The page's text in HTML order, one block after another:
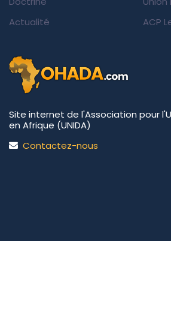
Actualité
ACP
Site internet de l'Association pour
en Afrique (UNIDA)
Contactez-nous